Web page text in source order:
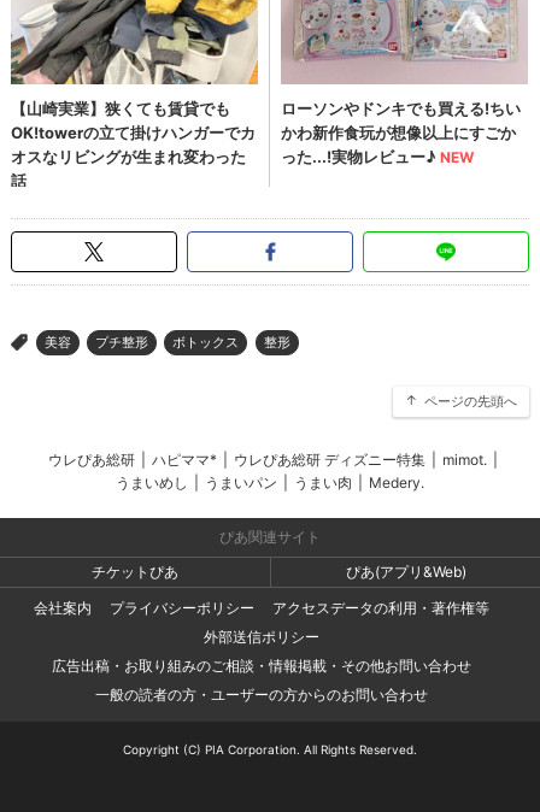
> 美容 プチ整形 ボトックス 整形
ページの先頭へ
ウレぴあ総研 ハピママ* ウレぴあ総研 ディズニー特集 mimot.
うまいめし
うまいパン うまい肉 Medery.
ぴあ関連サイト
チケットぴあ
ぴあ(アプリ&Web)
会社案内
プライバシーポリシー
アクセスデータの利用・著作権等
外部送信ポリシー
広告出稿・お取り組みのご相談・情報掲載・その他お問い合わせ
一般の読者の方・ユーザーの方からのお問い合わせ
Copyright (C) PIA Corporation. All Rights Reserved.